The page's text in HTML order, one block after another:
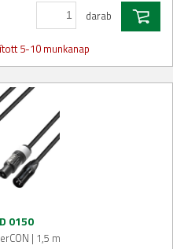
darab
5-10 munkanap
0150
| 1,5 m